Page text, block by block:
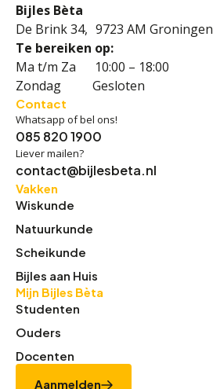
Bijles Bèta
De Brink 34, 9723 AM Groningen
Te bereiken op:
Ma t/m Za 10:00 – 18:00
Zondag Gesloten
Contact
Whatsapp of bel ons!
085 820 1900
Liever mailen?
contact@bijlesbeta.nl
Vakken
Wiskunde
Natuurkunde
Scheikunde
Bijles aan Huis
Mijn Bijles Bèta
Studenten
Ouders
Docenten
Aanmelden